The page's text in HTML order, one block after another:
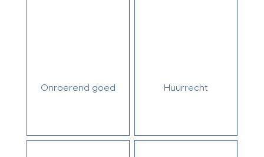
Onroerend goed Huurrecht